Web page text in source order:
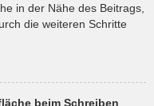
in der Nähe des Beitrags,
die weiteren Schritte
beim Schreiben